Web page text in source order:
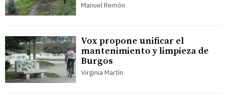
Manuel Remón
Vox propone unificar el
mantenimiento y limpieza de
Burgos
Virginia Martín